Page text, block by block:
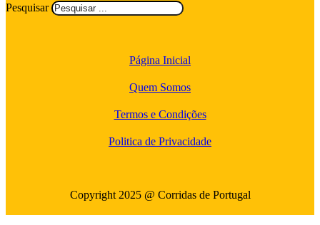
Pesquisar
Página Inicial
Quem Somos
Termos e Condições
Politica de Privacidade
Copyright 2025 @ Corridas de Portugal